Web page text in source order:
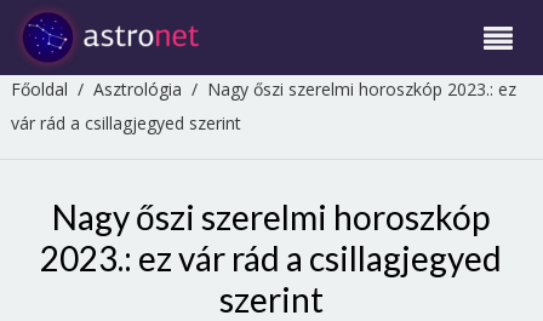
Főoldal / Asztrológia / Nagy őszi szerelmi horoszkóp 2023.: ez
vár rád a csillagjegyed szerint
Nagy őszi szerelmi horoszkóp
2023.: ez vár rád a csillagjegyed
szerint